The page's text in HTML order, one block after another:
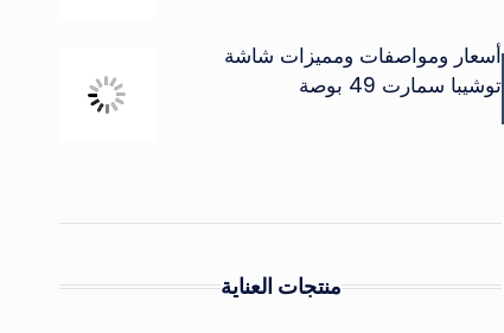
أسعار ومواصفات ومميزات شاشة
توشيبا سمارت 49 بوصة
منتجات العناية